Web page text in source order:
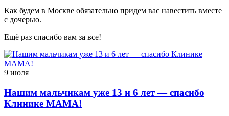
Как будем в Москве обязательно придем вас навестить вместе
с дочерью.
Ещё раз спасибо вам за все!
9 июля
Нашим мальчикам уже 13 и 6 лет — спасибо
Клинике МАМА!